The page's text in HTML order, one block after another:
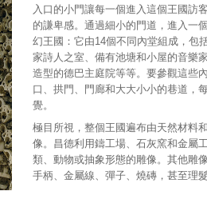
入口的小門讓每一個進入這個王國訪
的謙卑感。通過細小的門道，進入一
幻王國：它由14個不同內堂組成，包
家詩人之室、備有池塘和小屋的音樂
造型的德巴主庭院等等。要參觀這些
口、拱門、門廊和大大小小的巷道，
覺。
極目所視，整個王國遍布由天然材料
像。昌德利用鑄工場、石灰窯和金屬
類、動物或抽象形態的雕像。其他雕
手柄、金屬線、彈子、燒磚，甚至理